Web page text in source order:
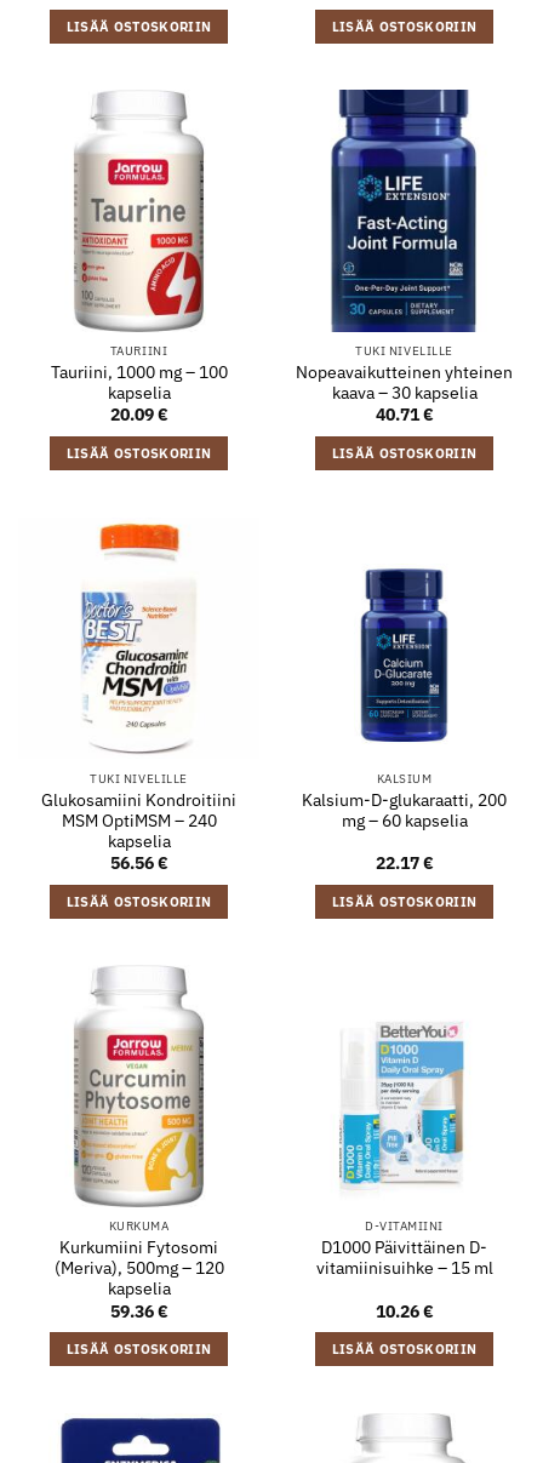
LISÄÄ OSTOSKORIIN LISÄÄ OSTOSKORIIN
TAURIINI
Tauriini, 1000 mg – 100
kapselia
20.09€
LISÄÄ OSTOSKORIIN
TUKI NIVELILLE
Nopeavaikutteinen yhteinen
kaava – 30 kapselia
40.71€
LISÄÄ OSTOSKORIIN
TUKI NIVELILLE
Glukosamiini Kondroitiini
MSM OptiMSM – 240
kapselia
56.56€
LISÄÄ OSTOSKORIIN
KALSIUM
Kalsium-D-glukaraatti, 200
mg – 60 kapselia
22.17€
LISÄÄ OSTOSKORIIN
KURKUMA
Kurkumiini Fytosomi
(Meriva), 500mg – 120
kapselia
59.36€
LISÄÄ OSTOSKORIIN
D-VITAMIINI
D1000 Päivittäinen D-
vitamiinisuihke – 15 ml
10.26€
LISÄÄ OSTOSKORIIN